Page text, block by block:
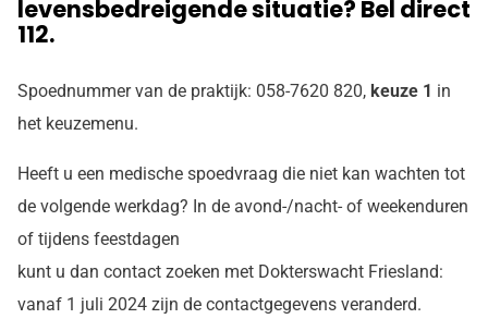
levensbedreigende situatie? Bel direct
112.
Spoednummer van de praktijk: 058-7620 820, keuze 1 in
het keuzemenu.
Heeft u een medische spoedvraag die niet kan wachten tot
de volgende werkdag? In de avond-/nacht- of weekenduren
of tijdens feestdagen
kunt u dan contact zoeken met Dokterswacht Friesland:
vanaf 1 juli 2024 zijn de contactgegevens veranderd.